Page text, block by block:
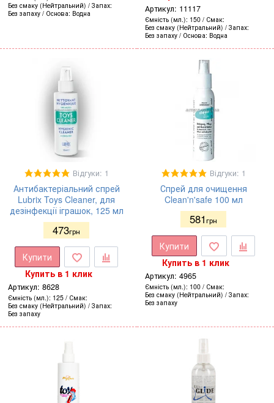
Без смаку (Нейтральний)
Запах
Без запаху
Основа Водна Артикул: 11117
Ємність (мл.) 150
Смак
Без смаку (Нейтральний)
Запах
Без запаху
Основа Водна
Відгуки: 1
Антибактеріальний спрей
Lubrix Toys Cleaner, для
дезінфекції іграшок, 125 мл
473грн
Купити
Купить в 1 клик
Артикул: 8628
Ємність (мл.) 125
Смак
Без смаку (Нейтральний)
Запах
Без запаху
Відгуки: 1
Спрей для очищення
Clean'n'safe 100 мл
581грн
Купити
Купить в 1 клик
Артикул: 4965
Ємність (мл.) 100
Смак
Без смаку (Нейтральний)
Запах
Без запаху